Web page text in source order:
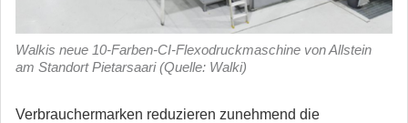
Walkis neue 10-Farben-CI-Flexodruckmaschine von Allstein
am Standort Pietarsaari (Quelle: Walki)
Verbrauchermarken reduzieren zunehmend die